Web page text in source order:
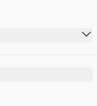
04:30 - 19:00